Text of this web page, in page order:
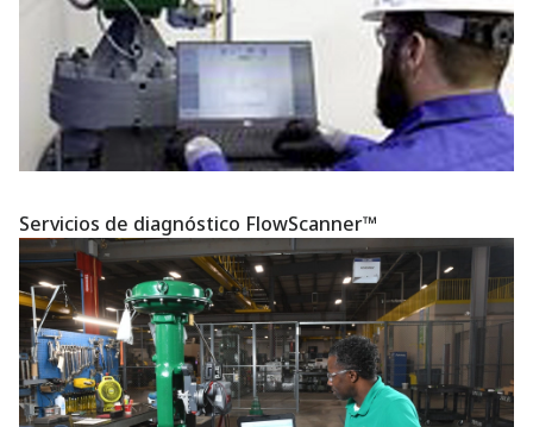
Servicios de diagnóstico FlowScanner™